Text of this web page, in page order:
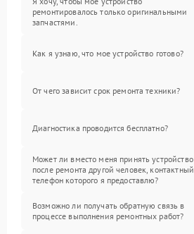
ремонтировалось только оригинальными
запчастями.
Как я узнаю, что мое устройство готово?
От чего зависит срок ремонта техники?
Диагностика проводится бесплатно?
Может ли вместо меня принять устройство
после ремонта другой человек, контактный
телефон которого я предоставлю?
Возможно ли получать обратную связь в
процессе выполнения ремонтных работ?